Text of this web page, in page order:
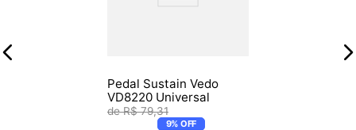
Pedal Sustain Vedo
VD8220 Universal
R$ 79,31
9% OFF